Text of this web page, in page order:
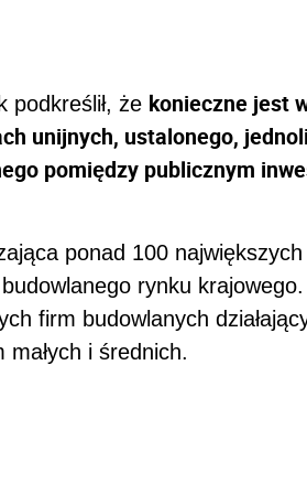
podkreślił, że konieczne jest
unijnych, ustalonego,
pomiędzy publicznym
ponad 100
rynku
firm budowlanych
i średnich.